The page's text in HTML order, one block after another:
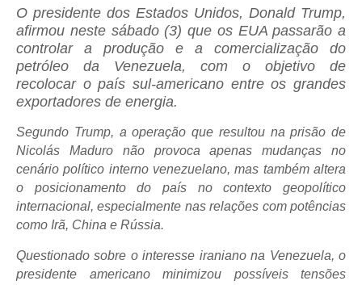
O presidente dos Estados Unidos, Donald Trump,
afirmou neste sábado (3) que os EUA passarão a
controlar a produção e a comercialização do
petróleo da Venezuela, com o objetivo de
recolocar o país sul-americano entre os grandes
exportadores de energia.
Segundo Trump, a operação que resultou na prisão de
Nicolás Maduro não provoca apenas mudanças no
cenário político interno venezuelano, mas também altera
o posicionamento do país no contexto geopolítico
internacional, especialmente nas relações com potências
como Irã, China e Rússia.
Questionado sobre o interesse iraniano na Venezuela, o
presidente americano minimizou possíveis tensões